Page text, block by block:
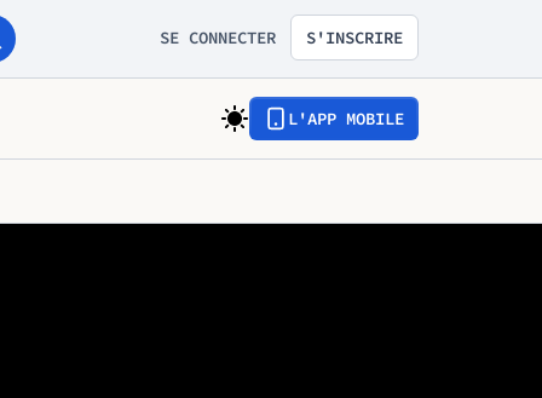
SE CONNECTER S'INSCRIRE
L'APP MOBILE